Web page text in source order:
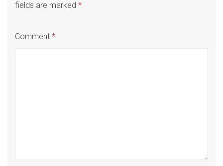
fields are marked *
Comment *